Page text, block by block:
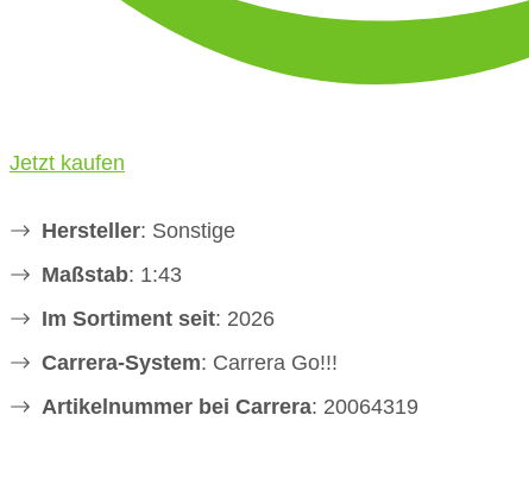
Jetzt kaufen
Hersteller: Sonstige
Maßstab: 1:43
Im Sortiment seit: 2026
Carrera-System: Carrera Go!!!
Artikelnummer bei Carrera: 20064319